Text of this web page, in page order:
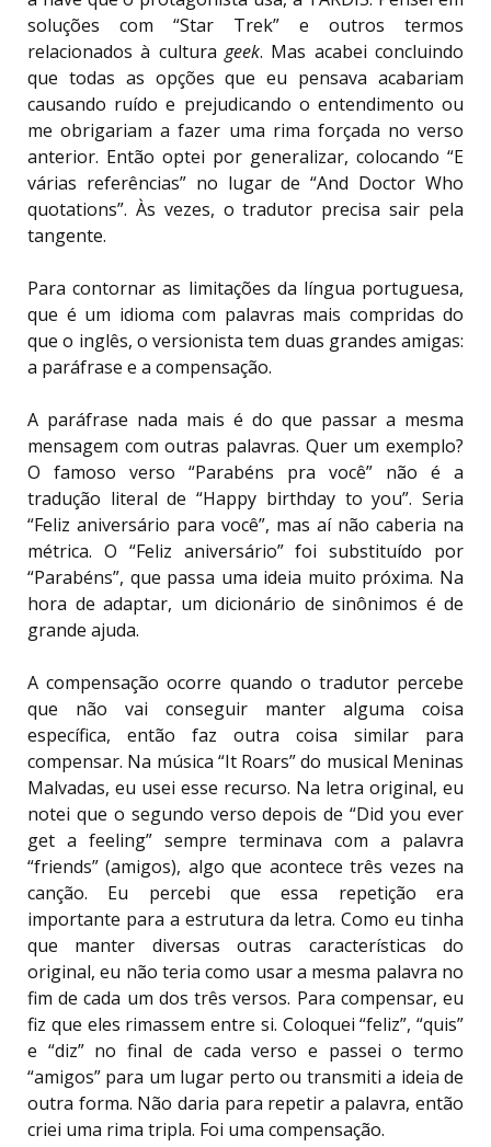
soluções com “Star Trek” e outros termos
relacionados à cultura geek. Mas acabei concluindo
que todas as opções que eu pensava acabariam
causando ruído e prejudicando o entendimento ou
me obrigariam a fazer uma rima forçada no verso
anterior. Então optei por generalizar, colocando “E
várias referências” no lugar de “And Doctor Who
quotations”. Às vezes, o tradutor precisa sair pela
tangente.
Para contornar as limitações da língua portuguesa,
que é um idioma com palavras mais compridas do
que o inglês, o versionista tem duas grandes amigas:
a paráfrase e a compensação.
A paráfrase nada mais é do que passar a mesma
mensagem com outras palavras. Quer um exemplo?
O famoso verso “Parabéns pra você” não é a
tradução literal de “Happy birthday to you”. Seria
“Feliz aniversário para você”, mas aí não caberia na
métrica. O “Feliz aniversário” foi substituído por
“Parabéns”, que passa uma ideia muito próxima. Na
hora de adaptar, um dicionário de sinônimos é de
grande ajuda.
A compensação ocorre quando o tradutor percebe
que não vai conseguir manter alguma coisa
específica, então faz outra coisa similar para
compensar. Na música “It Roars” do musical Meninas
Malvadas, eu usei esse recurso. Na letra original, eu
notei que o segundo verso depois de “Did you ever
get a feeling” sempre terminava com a palavra
“friends” (amigos), algo que acontece três vezes na
canção. Eu percebi que essa repetição era
importante para a estrutura da letra. Como eu tinha
que manter diversas outras características do
original, eu não teria como usar a mesma palavra no
fim de cada um dos três versos. Para compensar, eu
fiz que eles rimassem entre si. Coloquei “feliz”, “quis”
e “diz” no final de cada verso e passei o termo
“amigos” para um lugar perto ou transmiti a ideia de
outra forma. Não daria para repetir a palavra, então
criei uma rima tripla. Foi uma compensação.